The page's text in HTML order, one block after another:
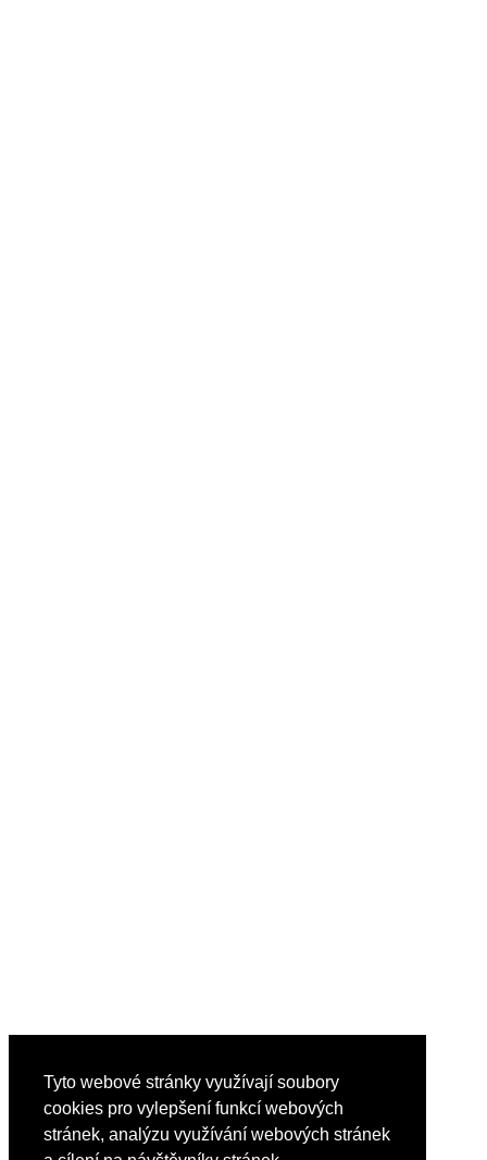
Tyto webové stránky využívají soubory
cookies pro vylepšení funkcí webových
stránek, analýzu využívání webových stránek